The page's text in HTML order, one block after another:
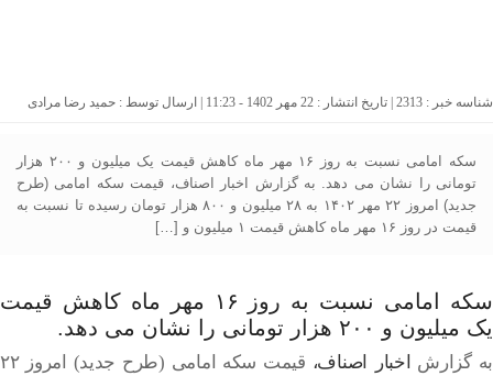
شناسه خبر : 2313 | تاریخ انتشار : 22 مهر 1402 - 11:23 | ارسال توسط : حمید رضا مرادی
سکه امامی نسبت به روز ۱۶ مهر ماه کاهش قیمت یک میلیون و ۲۰۰ هزار
تومانی را نشان می دهد. به گزارش اخبار اصناف، قیمت سکه امامی (طرح
جدید) امروز ۲۲ مهر ۱۴۰۲ به ۲۸ میلیون و ۸۰۰ هزار تومان رسیده تا نسبت به
قیمت در روز ۱۶ مهر ماه کاهش قیمت ۱ میلیون و […]
سکه امامی نسبت به روز ۱۶ مهر ماه کاهش قیمت
یک میلیون و ۲۰۰ هزار تومانی را نشان می دهد.
به گزارش اخبار اصناف،
قیمت سکه امامی (طرح جدید) امروز ۲۲